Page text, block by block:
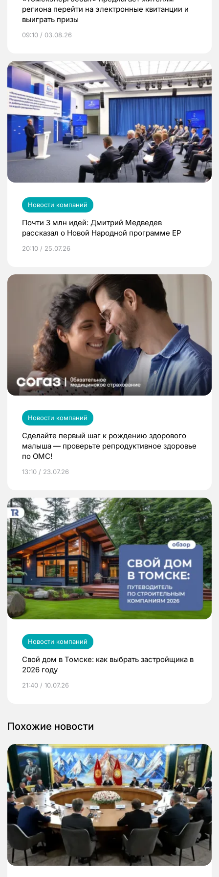
региона перейти на электронные квитанции и
выиграть призы
09:10 / 03.08.26
Новости компаний
Почти 3 млн идей: Дмитрий Медведев
рассказал о Новой Народной программе ЕР
20:10 / 25.07.26
Новости компаний
Сделайте первый шаг к рождению здорового
малыша — проверьте репродуктивное здоровье
по ОМС!
13:10 / 23.07.26
Новости компаний
Свой дом в Томске: как выбрать застройщика в
2026 году
21:40 / 10.07.26
Похожие новости